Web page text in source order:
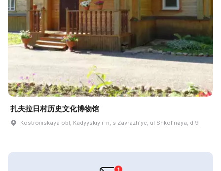
扎夫拉日村历史文化博物馆
Kostromskaya obl, Kadyyskiy r-n, s Zavrazhʹye, ul Shkolʹnaya, d 9